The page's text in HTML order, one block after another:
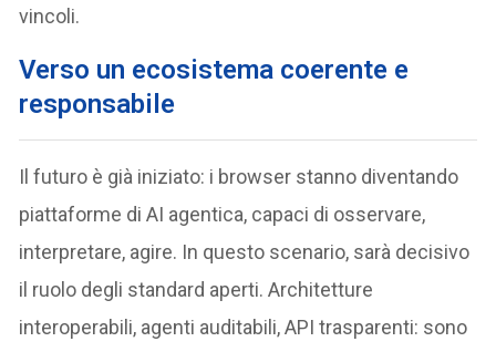
vincoli.
Verso un ecosistema coerente e
responsabile
Il futuro è già iniziato: i browser stanno diventando
piattaforme di AI agentica, capaci di osservare,
interpretare, agire. In questo scenario, sarà decisivo
il ruolo degli standard aperti. Architetture
interoperabili, agenti auditabili, API trasparenti: sono